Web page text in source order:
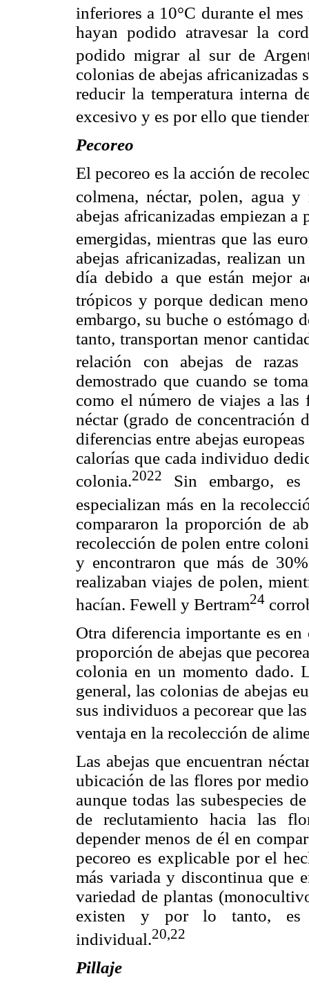
inferiores a 10°C durante el
hayan podido atravesar la
podido migrar al sur de
colonias de abejas africanizadas
reducir la temperatura interna
excesivo y es por ello que
Pecoreo
El pecoreo es la acción de
colmena, néctar, polen, agua
abejas africanizadas empiezan
emergidas, mientras que las
abejas africanizadas, realizan
día debido a que están mejor
trópicos y porque dedican
embargo, su buche o estómago
tanto, transportan menor
relación con abejas de razas
demostrado que cuando se
como el número de viajes a
néctar (grado de concentración
diferencias entre abejas
calorías que cada individuo
colonia.2022
Sin embargo, es
especializan más en la
compararon la proporción de
recolección de polen entre
y encontraron que más de
realizaban viajes de polen,
hacían. Fewell y Bertram24
Otra diferencia importante es
proporción de abejas que
colonia en un momento dado.
general, las colonias de abejas
sus individuos a pecorear que
ventaja en la recolección de
Las abejas que encuentran
ubicación de las flores por
aunque todas las subespecies
de reclutamiento hacia las
depender menos de él en
pecoreo es explicable por el
más variada y discontinua que
variedad de plantas
existen y por lo tanto, es
individual.20,22
Pillaje